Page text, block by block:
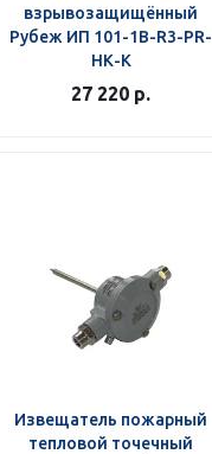
взрывозащищённый
Рубеж ИП 101-1В-R3-РR-
НК-К
27 220 р.
Извещатель пожарный
тепловой точечный